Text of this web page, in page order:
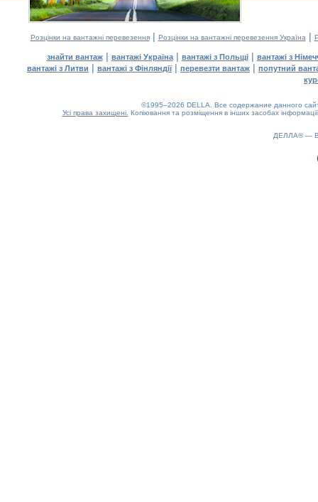
Розцінки на вантажні перевезення| Розцінки на вантажні перевезення Україна |
знайти вантаж| вантажі Україна| вантажі з Польщі| вантажі з
вантажі з Литви | вантажі з Фінляндії| перевезти вантаж | попутний
©1995–2026 DELLA. Все содержание данного
Усі права захищені. Копіювання та розміщення в інших засобах
ДЕЛЛА® —